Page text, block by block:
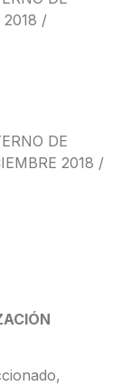
2018 /
DE
2018 /